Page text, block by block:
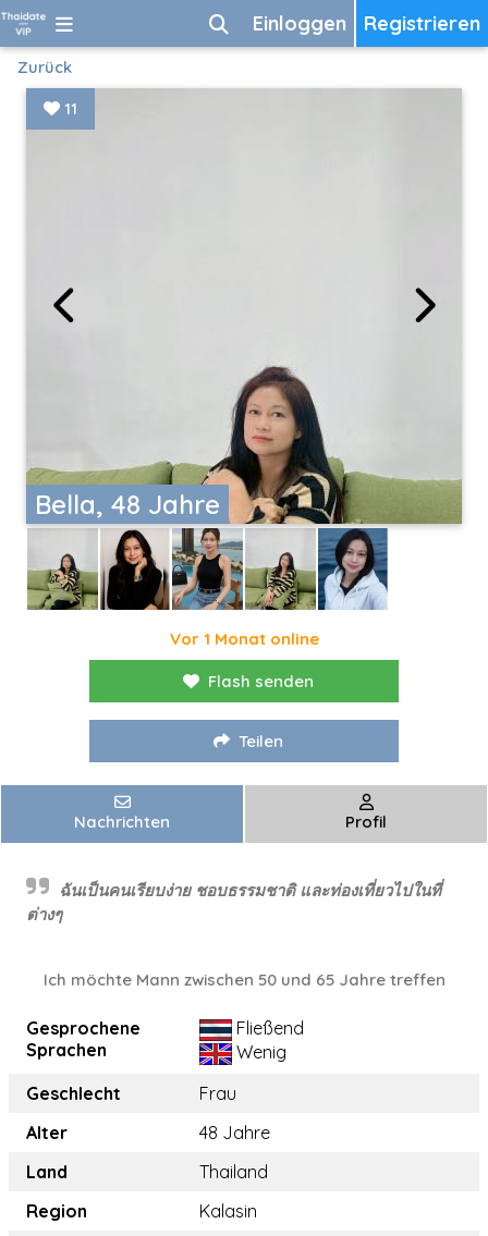
Registrieren
Einloggen
Zurück
Bella, 48 Jahre
11
Vor 1 Monat online
Flash senden
Teilen
Nachrichten Profil
ฉันเป็นคนเรียบง่าย ชอบธรรมชาติ และท่องเที่ยวไปในที่
ต่างๆ
Ich möchte Mann zwischen 50 und 65 Jahre treffen
Gesprochene
Sprachen
Fließend
Wenig
Geschlecht
Frau
Alter
48 Jahre
Land
Thailand
Region
Kalasin